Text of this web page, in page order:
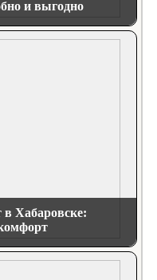
и выгодно
в Хабаровске: